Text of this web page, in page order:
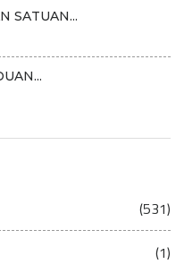
SATUAN...
(531)
(1)